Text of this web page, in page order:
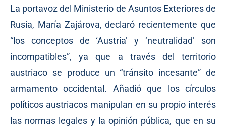
La portavoz del Ministerio de Asuntos Exteriores de
Rusia, María Zajárova, declaró recientemente que
“los conceptos de ‘Austria’ y ‘neutralidad’ son
incompatibles”, ya que a través del territorio
austriaco se produce un “tránsito incesante” de
armamento occidental. Añadió que los círculos
políticos austriacos manipulan en su propio interés
las normas legales y la opinión pública, que en su